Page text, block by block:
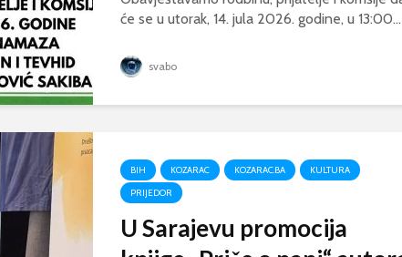
će se u utorak, 14. jula 2026. godine, u 13:00...
svabo
BIH KOZARAC KOZARAC.BA
KULTURA
PRIJEDOR
U Sarajevu promocija